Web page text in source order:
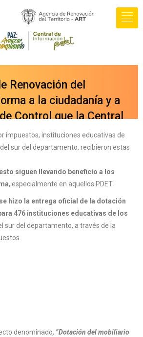
Renovación del
a la ciudadanía y a
Control que la Central
PDET ya cuenta con
integrada a nuestro
haciendo clic
sitio web
impuestos, instituciones educativas de
del sur del departamento, recibieron estas
siguen llevando beneficio a los
, especialmente en aquellos PDET.
se hizo la entrega oficial de la dotación
476 instituciones educativas de los
sur del departamento, a través de la
denominado, “Dotación del mobiliario